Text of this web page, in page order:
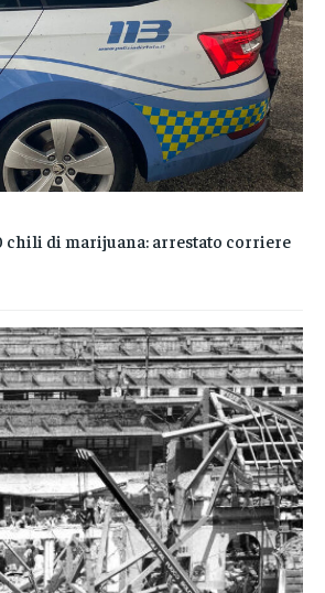
chili di marijuana: arrestato corriere